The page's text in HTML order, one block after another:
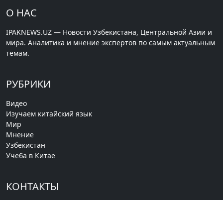
О НАС
IPAKNEWS.UZ — Новости Узбекистана, Центральной Азии и
мира. Аналитика и мнение экспертов по самым актуальным
темам.
РУБРИКИ
Видео
Изучаем китайский язык
Мир
Мнение
Узбекистан
Учеба в Китае
КОНТАКТЫ